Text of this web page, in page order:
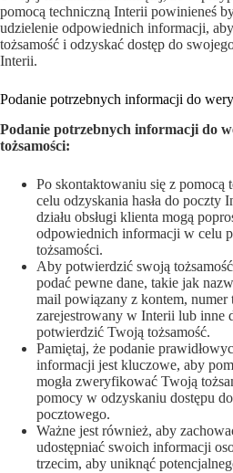
pomocą techniczną Interii powinieneś
udzielenie odpowiednich informacji,
tożsamość i odzyskać dostęp do
Interii.
Podanie potrzebnych informacji do
Podanie potrzebnych informacji do
tożsamości:
Po skontaktowaniu się z pomocą
celu odzyskania hasła do poczty
działu obsługi klienta mogą
odpowiednich informacji w celu
tożsamości.
Aby potwierdzić swoją
podać pewne dane, takie jak
mail powiązany z kontem, numer
zarejestrowany w Interii lub inne
potwierdzić Twoją tożsamość.
Pamiętaj, że podanie
informacji jest kluczowe, aby
mogła zweryfikować Twoją
pomocy w odzyskaniu dostępu
pocztowego.
Ważne jest również, aby
udostępniać swoich informacji
trzecim, aby uniknąć